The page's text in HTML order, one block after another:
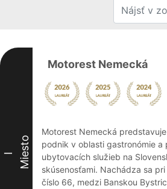
I Miesto
Motorest Nemecká
Motorest Nemecká
podnik v oblasti gastronómie a
ubytovacích služieb na
skúsenosťami. Nachádza sa
číslo 66, medzi Banskou